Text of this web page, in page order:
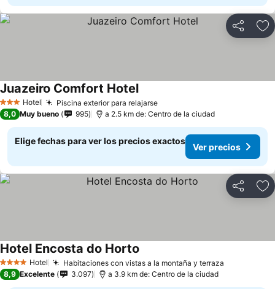
Compartir
3 Estrellas
Hotel Piscina exterior para relajarse
Juazeiro Comfort Hotel
8,0 Muy bueno 995 a 2.5 km de: Centro de la ciudad
Elige fechas para ver los precios exactos
Ver precios
Compartir
4 EstrellasHotel Habitaciones con vistas a la montaña y terraza
Hotel Encosta do Horto
8,9 Excelente 3.097 a 3.9 km de: Centro de la ciudad